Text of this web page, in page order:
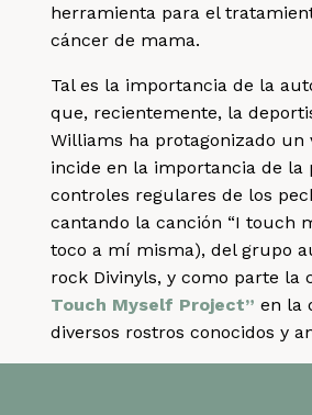
herramienta para el
cáncer de mama.
Tal es la importancia de la
que, recientemente, la
Williams ha protagonizado un
incide en la importancia de la
controles regulares de los
cantando la canción “I touch
toco a mí misma), del grupo
rock Divinyls, y como parte la
Touch Myself Project” en la
diversos rostros conocidos y